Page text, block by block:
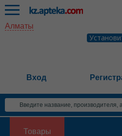
Алматы
Вход
Товары